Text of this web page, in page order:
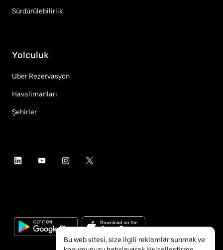
Sürdürülebilirlik
Yolculuk
Uber Rezervasyon
Havalimanları
Şehirler
Bu web sitesi, size ilgili reklamlar sunmak ve